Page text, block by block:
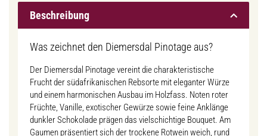
Beschreibung
Was zeichnet den Diemersdal Pinotage aus?
Der Diemersdal Pinotage vereint die charakteristische
Frucht der südafrikanischen Rebsorte mit eleganter Würze
und einem harmonischen Ausbau im Holzfass. Noten roter
Früchte, Vanille, exotischer Gewürze sowie feine Anklänge
dunkler Schokolade prägen das vielschichtige Bouquet. Am
Gaumen präsentiert sich der trockene Rotwein weich, rund